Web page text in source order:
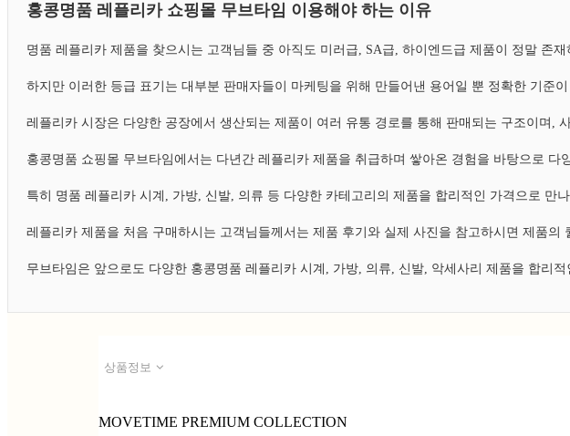
홍콩명품 레플리카 쇼핑몰 무브타임 이용해야 하는 이유
명품 레플리카 제품을 찾으시는 고객님들 중 아직도 미러급, SA급, 하이엔드급 제품이 정말 존
하지만 이러한 등급 표기는 대부분 판매자들이 마케팅을 위해 만들어낸 용어일 뿐 정확한 기준
레플리카 시장은 다양한 공장에서 생산되는 제품이 여러 유통 경로를 통해 판매되는 구조이며,
홍콩명품 쇼핑몰 무브타임에서는 다년간 레플리카 제품을 취급하며 쌓아온 경험을 바탕으로
특히 명품 레플리카 시계, 가방, 신발, 의류 등 다양한 카테고리의 제품을 합리적인 가격으로 만
레플리카 제품을 처음 구매하시는 고객님들께서는 제품 후기와 실제 사진을 참고하시면 제품의
무브타임은 앞으로도 다양한 홍콩명품 레플리카 시계, 가방, 의류, 신발, 악세사리 제품을 합리
상품정보
MOVETIME PREMIUM COLLECTION